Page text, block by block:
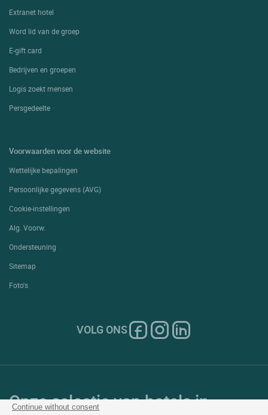
Continue without consent
Extranet hotel
Word lid van de groep
E-gift card
Bedrijven en groepen
Logis zoekt mensen
Persgedeelte
Voorwaarden voor de website
Wettelijke bepalingen
Persoonlijke gegevens (AVG)
Cookie-instellingen
Alg. Voorw.
Ondersteuning
Sitemap
Foto's
VOLG ONS
Onze selectie van hotels in